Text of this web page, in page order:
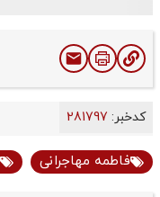
کدخبر:
فاطمه مهاجرانی